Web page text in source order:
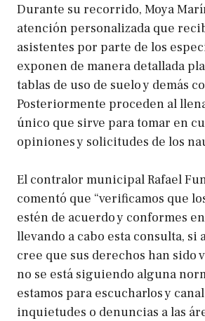
Durante su recorrido, Moya
atención personalizada que
asistentes por parte de los
exponen de manera detallada
tablas de uso de suelo y demás
Posteriormente proceden al
único que sirve para tomar en
opiniones y solicitudes de los
El contralor municipal Rafael
comentó que “verificamos que
estén de acuerdo y conformes
llevando a cabo esta consulta, si
cree que sus derechos han sido
no se está siguiendo alguna
estamos para escucharlos y
inquietudes o denuncias a las